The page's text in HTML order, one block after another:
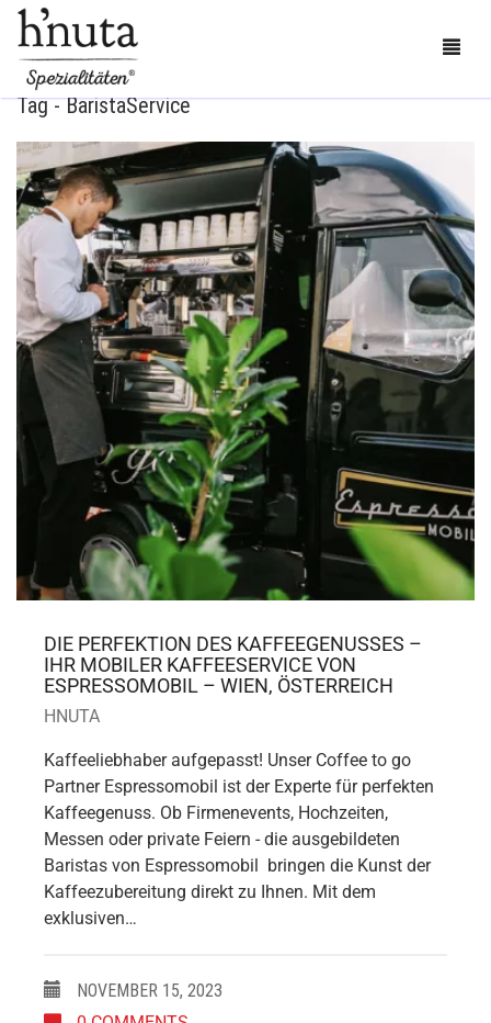
BESTELLEN
BLOG
KONTAKT
ÜBER UNS
MEIN KONTO
CART
Tag - BaristaService
DIE PERFEKTION DES KAFFEEGENUSSES –
IHR MOBILER KAFFEESERVICE VON
ESPRESSOMOBIL – WIEN, ÖSTERREICH
HNUTA
Kaffeeliebhaber aufgepasst! Unser Coffee to go
Partner Espressomobil ist der Experte für perfekten
Kaffeegenuss. Ob Firmenevents, Hochzeiten,
Messen oder private Feiern - die ausgebildeten
Baristas von Espressomobil bringen die Kunst der
Kaffeezubereitung direkt zu Ihnen. Mit dem
exklusiven…
NOVEMBER 15, 2023